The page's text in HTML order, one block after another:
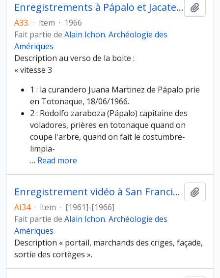
Enregistrements à Pápalo et Jacatepec (1966)
A33. · item · 1966
Fait partie de Alain Ichon. Archéologie des
Amériques
Description au verso de la boite :
« vitesse 3
1 : la curandero Juana Martinez de Pápalo prie
en Totonaque, 18/06/1966.
2 : Rodolfo zaraboza (Pápalo) capitaine des
voladores, prières en totonaque quand on
coupe l'arbre, quand on fait le costumbre-
limpia-
… Read more
Enregistrement vidéo à San Francisco de la fête du Vendredi saint 1/2
AI34 · item · [1961]-[1966]
Fait partie de Alain Ichon. Archéologie des
Amériques
Description « portail, marchands des criges, façade,
sortie des cortèges ».